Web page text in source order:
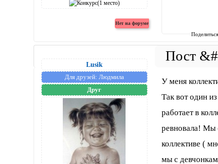
Lusik
Для друзей: Людмила
Друг
У меня
Так вот один
работает в
ревновала! Мы
коллективе (
мы с